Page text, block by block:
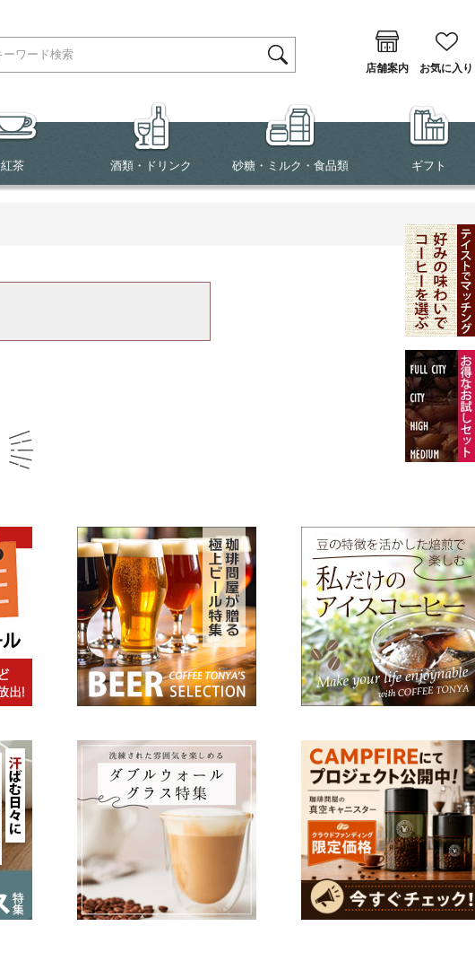
店舗案内
お気に入り
紅茶 酒類・ドリンク 砂糖・ミルク・食品類 ギフト